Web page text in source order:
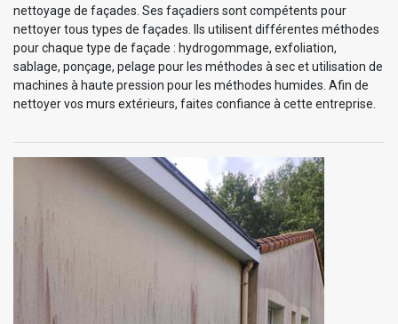
nettoyage de façades. Ses façadiers sont compétents pour
nettoyer tous types de façades. Ils utilisent différentes méthodes
pour chaque type de façade : hydrogommage, exfoliation,
sablage, ponçage, pelage pour les méthodes à sec et utilisation de
machines à haute pression pour les méthodes humides. Afin de
nettoyer vos murs extérieurs, faites confiance à cette entreprise.